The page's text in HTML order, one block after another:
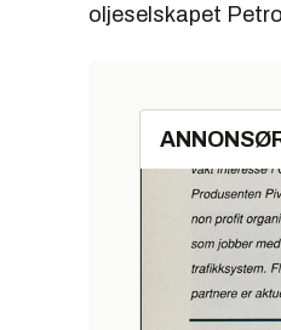
oljeselskapet